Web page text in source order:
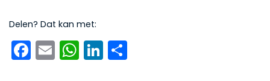
Delen? Dat kan met:
Facebook
EmailWhatsApp
LinkedIn